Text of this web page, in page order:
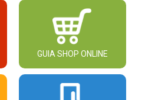
GUIA SHOP ONLINE